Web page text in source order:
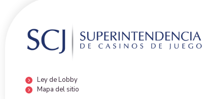
Ley de Lobby
Mapa del sitio